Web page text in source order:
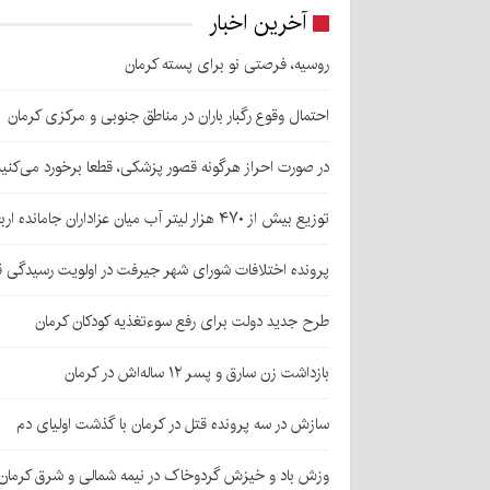
آخرین اخبار
روسیه، فرصتی نو برای پسته کرمان
احتمال وقوع رگبار باران در مناطق جنوبی و مرکزی کرمان
در صورت احراز هرگونه قصور پزشکی، قطعا برخورد
توزیع بیش از ۴۷۰ هزار لیتر آب میان عزاداران جامانده اربعین در کرمان
پرونده اختلافات شورای شهر جیرفت در اولویت
طرح جدید دولت برای رفع سوءتغذیه کودکان کرمان
بازداشت زن سارق و پسر ۱۲ ساله‌اش در کرمان
سازش در سه پرونده قتل در کرمان با گذشت اولیای دم
وزش باد و خیزش گردوخاک در نیمه شمالی و شرق